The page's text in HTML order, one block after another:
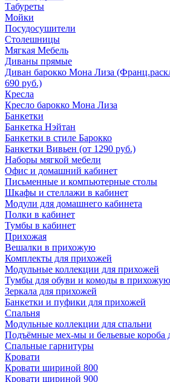
Табуреты
Мойки
Посудосушители
Столешницы
Мягкая Мебель
Диваны прямые
Диван барокко Мона Лиза
690 руб.)
Кресла
Кресло барокко Мона Лиза
Банкетки
Банкетка Нэйтан
Банкетки в стиле Барокко
Банкетки Вивьен (от 1290 руб.)
Наборы мягкой мебели
Офис и домашний кабинет
Письменные и компьютерные столы
Шкафы и стеллажи в кабинет
Модули для домашнего кабинета
Полки в кабинет
Тумбы в кабинет
Прихожая
Вешалки в прихожую
Комплекты для прихожей
Модульные коллекции для прихожей
Тумбы для обуви и комоды в прихожую
Зеркала для прихожей
Банкетки и пуфики для прихожей
Спальня
Модульные коллекции для спальни
Подъёмные мех-мы и бельевые короба
Спальные гарнитуры
Кровати
Кровати шириной 800
Кровати шириной 900